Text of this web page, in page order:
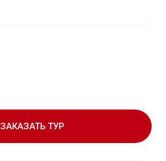
ЗАКАЗАТЬ ТУР